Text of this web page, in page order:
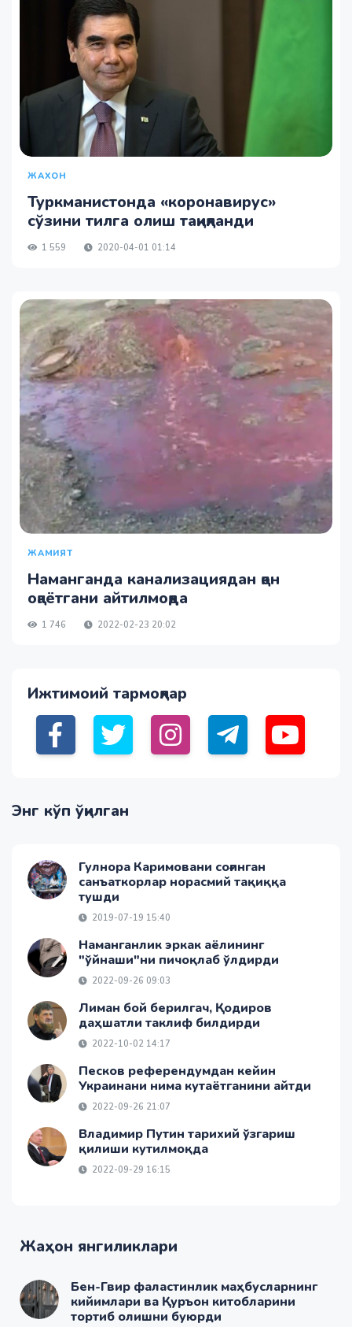
ЖАХОН
Туркманистонда «коронавирус»
сўзини тилга олиш тақиқланди
1 559 2020-04-01 01:14
ЖАМИЯТ
Наманганда канализациядан қон
оқаётгани айтилмоқда
1 746 2022-02-23 20:02
Ижтимоий тармоқлар
Энг кўп ўқилган
Гулнора Каримовани соғинган
санъаткорлар норасмий тақиққа
тушди
2019-07-19 15:40
Наманганлик эркак аёлининг
"ўйнаши"ни пичоқлаб ўлдирди
2022-09-26 09:03
Лиман бой берилгач, Қодиров
даҳшатли таклиф билдирди
2022-10-02 14:17
Песков референдумдан кейин
Украинани нима кутаётганини айтди
2022-09-26 21:07
Владимир Путин тарихий ўзгариш
қилиши кутилмоқда
2022-09-29 16:15
Жаҳон янгиликлари
Бен-Гвир фаластинлик маҳбусларнинг
кийимлари ва Қуръон китобларини
тортиб олишни буюрди